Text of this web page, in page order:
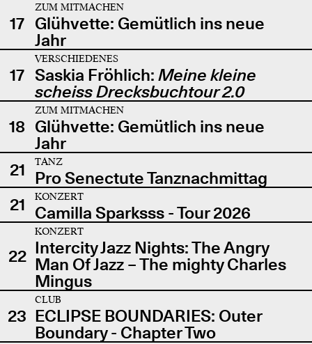
17
ZUM MITMACHEN
Glühvette: Gemütlich ins neue
Jahr
17
VERSCHIEDENES
Saskia Fröhlich: Meine kleine
scheiss Drecksbuchtour 2.0
18
ZUM MITMACHEN
Glühvette: Gemütlich ins neue
Jahr
21
TANZ
Pro Senectute Tanznachmittag
21
KONZERT
Camilla Sparksss - Tour 2026
22
KONZERT
Intercity Jazz Nights: The Angry
Man Of Jazz – The mighty Charles
Mingus
23
CLUB
ECLIPSE BOUNDARIES: Outer
Boundary - Chapter Two